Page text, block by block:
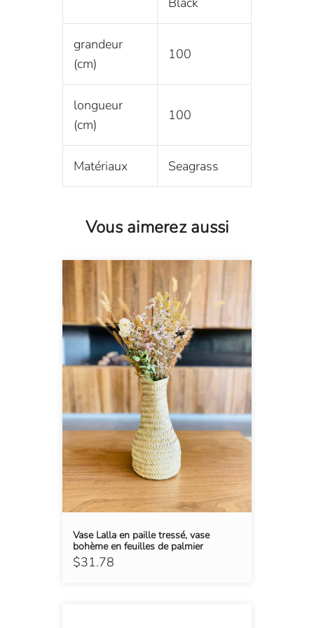
grandeur
(cm)
100
longueur
(cm)
100
Matériaux Seagrass
Vous aimerez aussi
$31.78
Vase Lalla en paille tressé, vase
bohème en feuilles de palmier